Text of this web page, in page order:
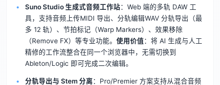
Suno Studio 生成式音频工作站：Web 端的多轨 DAW 工
具，支持音频上传MIDI 导出、分轨编辑WAV 分轨导出（最
多 12 轨）、节拍标记（Warp Markers）、效果移除
（Remove FX）等专业功能。 使用价值：将 AI 生成与人工
精修的工作流整合在同一个浏览器中，无需切换到
Ableton/Logic 即可完成二次编辑。
分轨导出与 Stem 分离：Pro/Premier 方案支持从混合音频